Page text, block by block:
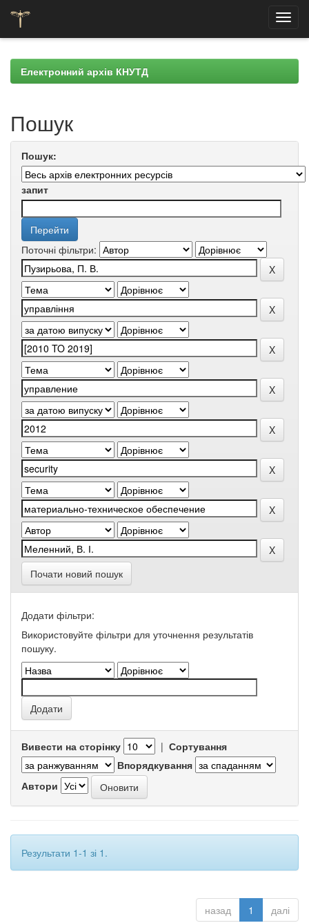
navigationЕлектронний архів КНУТД
Пошук
Пошук:
запит
Поточні фільтри:
Почати новий пошук
Додати фільтри:
Використовуйте фільтри для уточнення результатів
пошуку.
Вивести на сторінку | Сортування
Впорядкування
Автори
Результати 1-1 зі 1.
назад 1 далі